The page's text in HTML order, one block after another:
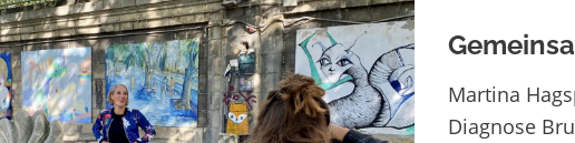
Martina
Diagnose